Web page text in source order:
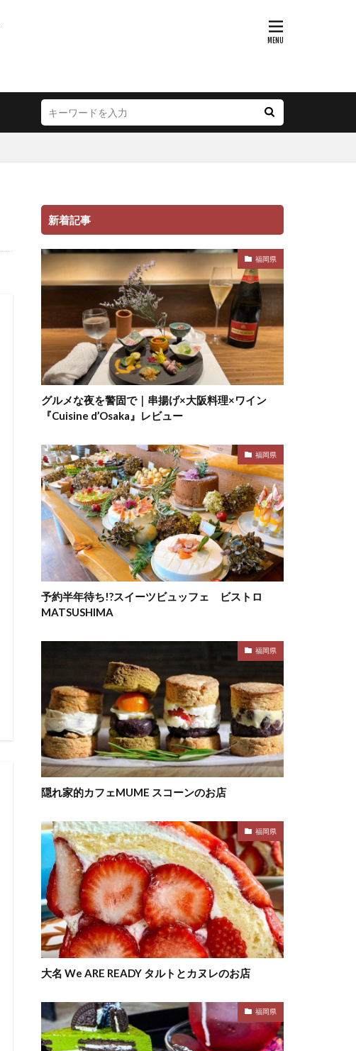
新着記事
福岡県
グルメな夜を警固で｜串揚げ×大阪料理×ワイン
『Cuisine d’Osaka』レビュー
福岡県
予約半年待ち!?スイーツビュッフェ ビストロ
MATSUSHIMA
福岡県
隠れ家的カフェMUME スコーンのお店
福岡県
大名 We ARE READY タルトとカヌレのお店
福岡県